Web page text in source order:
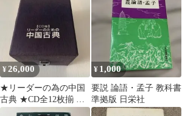
¥26,000
★リーダーの為の中国
古典 ★CD全12枚揃 解
説書付 守屋洋監修
¥ 1,000
要説 論語・孟子 教科書
準拠版 日栄社